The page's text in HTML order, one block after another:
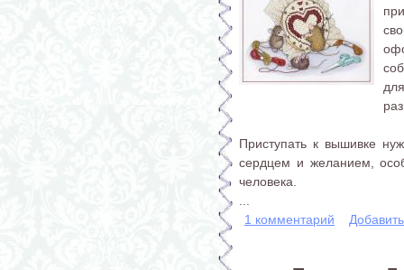
Приступать к вышивке
сердцем и желанием,
человека.
1 комментарий